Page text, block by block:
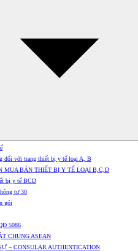
đối với trang thiết bị y tế loại A, B
MUA BÁN THIẾT BỊ Y TẾ LOẠI B,C,D
bị y tế BCD
tư 30
gói
5086
CHUNG ASEAN
– CONSULAR AUTHENTICATION